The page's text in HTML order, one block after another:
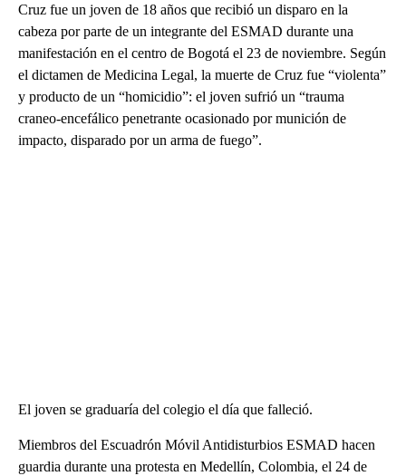
Cruz fue un joven de 18 años que recibió un disparo en la
cabeza por parte de un integrante del ESMAD durante una
manifestación en el centro de Bogotá el 23 de noviembre. Según
el dictamen de Medicina Legal, la muerte de Cruz fue “violenta”
y producto de un “homicidio”: el joven sufrió un “trauma
craneo-encefálico penetrante ocasionado por munición de
impacto, disparado por un arma de fuego”.
El joven se graduaría del colegio el día que falleció.
Miembros del Escuadrón Móvil Antidisturbios ESMAD hacen
guardia durante una protesta en Medellín, Colombia, el 24 de